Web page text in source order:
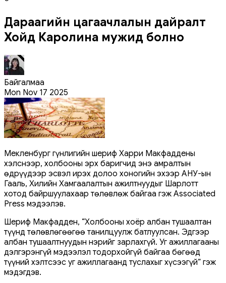
Дараагийн цагаачлалын дайралт
Хойд Каролина мужид болно
Байгалмаа
Mon Nov 17 2025
Мекленбург гүнлигийн шериф Харри Макфаддены
хэлснээр, холбооны эрх баригчид энэ амралтын
өдрүүдээр эсвэл ирэх долоо хоногийн эхээр АНУ-ын
Гааль, Хилийн Хамгаалалтын ажилтнуудыг Шарлотт
хотод байршуулахаар төлөвлөж байгаа гэж Associated
Press мэдээлэв.
Шериф Макфадден, “Холбооны хоёр албан тушаалтан
түүнд төлөвлөгөөгөө танилцуулж батлуулсан. Эдгээр
албан тушаалтнуудын нэрийг зарлахгүй. Уг ажиллагааны
дэлгэрэнгүй мэдээлэл тодорхойгүй байгаа бөгөөд
түүний хэлтсээс уг ажиллагаанд туслахыг хүсээгүй” гэж
мэдэгдэв.